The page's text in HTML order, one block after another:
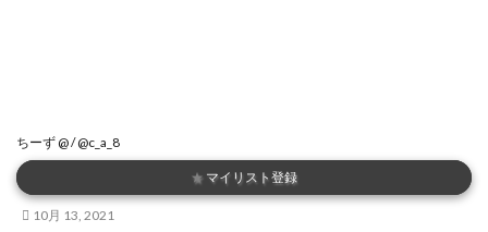
ちーず @ / @c_a_8
★ マイリスト登録
10月 13, 2021